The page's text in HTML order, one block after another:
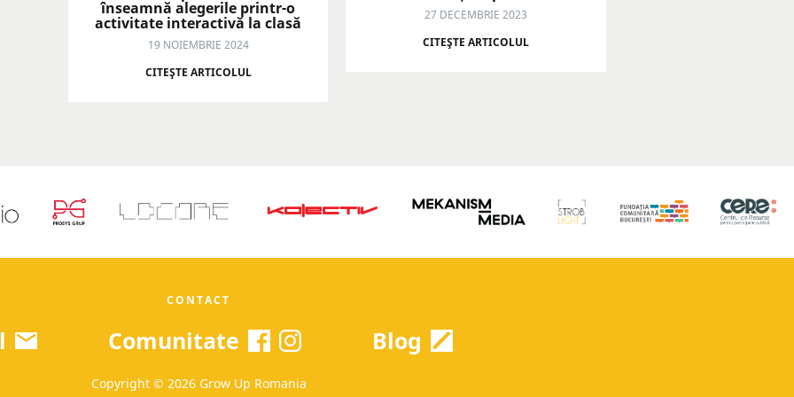
înseamnă alegerile printr-o
activitate interactivă la clasă
19 NOIEMBRIE 2024
CITEŞTE ARTICOLUL
27 DECEMBRIE 2023
CITEŞTE ARTICOLUL
CONTACT
Comunitate Blog
Copyright © 2026 Grow Up Romania